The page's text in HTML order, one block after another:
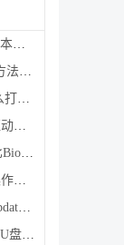
码
程)
序
哪里
？
？
、